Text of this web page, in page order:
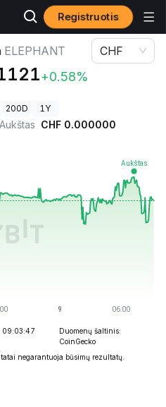
Registruotis
kaina ELEPHANT
ELEPHANT
+0.58%
CHF
200D 1Y
Aukštas CHF 0.000000
09:03:47
Duomenų šaltinis:
CoinGecko
negarantuoja būsimų rezultatų.